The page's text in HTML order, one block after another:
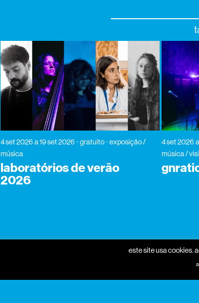
4 set 2026a 19 set 2026 gratuito
exposição /
música
laboratórios de verão
2026
4 set 2026
música /
este site usa cookies.